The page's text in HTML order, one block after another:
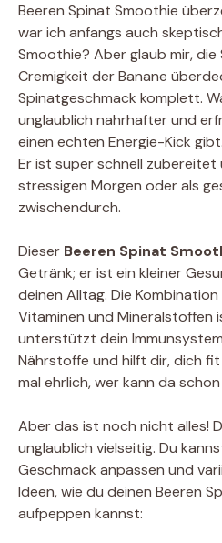
Beeren Spinat Smoothie
war ich anfangs auch
Smoothie? Aber glaub mir,
Cremigkeit der Banane
Spinatgeschmack komplett.
unglaublich nahrhafter und
einen echten Energie-Kick
Er ist super schnell
stressigen Morgen oder als
zwischendurch.
Dieser Beeren Spinat
Getränk; er ist ein kleiner
deinen Alltag. Die
Vitaminen und Mineralstoffen
unterstützt dein
Nährstoffe und hilft dir, dich
mal ehrlich, wer kann da
Aber das ist noch nicht alles!
unglaublich vielseitig. Du
Geschmack anpassen und
Ideen, wie du deinen Beeren
aufpeppen kannst: